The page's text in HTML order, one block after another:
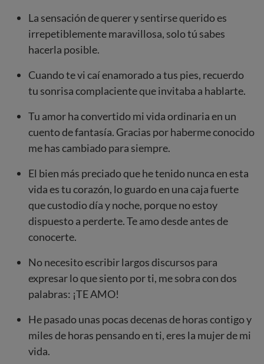
La sensación de querer y sentirse querido es
irrepetiblemente maravillosa, solo tú sabes
hacerla posible.
Cuando te vi caí enamorado a tus pies, recuerdo
tu sonrisa complaciente que invitaba a hablarte.
Tu amor ha convertido mi vida ordinaria en un
cuento de fantasía. Gracias por haberme conocido
me has cambiado para siempre.
El bien más preciado que he tenido nunca en esta
vida es tu corazón, lo guardo en una caja fuerte
que custodio día y noche, porque no estoy
dispuesto a perderte. Te amo desde antes de
conocerte.
No necesito escribir largos discursos para
expresar lo que siento por ti, me sobra con dos
palabras: ¡TE AMO!
He pasado unas pocas decenas de horas contigo y
miles de horas pensando en ti, eres la mujer de mi
vida.